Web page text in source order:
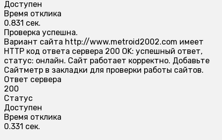
Доступен
Время отклика
0.831 сек.
Проверка успешна.
Вариант сайта http://www.metroid2002.com имеет
HTTP код ответа сервера 200 OK: успешный ответ,
статус: онлайн. Сайт работает корректно. Добавьте
Сайтметр в закладки для проверки работы сайтов.
Ответ сервера
200
Статус
Доступен
Время отклика
0.331 сек.